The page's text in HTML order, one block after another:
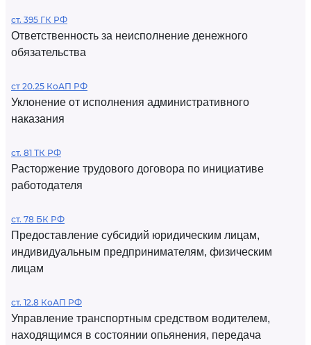
ст. 395 ГК РФ
Ответственность за неисполнение денежного
обязательства
ст 20.25 КоАП РФ
Уклонение от исполнения административного
наказания
ст. 81 ТК РФ
Расторжение трудового договора по инициативе
работодателя
ст. 78 БК РФ
Предоставление субсидий юридическим лицам,
индивидуальным предпринимателям, физическим
лицам
ст. 12.8 КоАП РФ
Управление транспортным средством водителем,
находящимся в состоянии опьянения, передача